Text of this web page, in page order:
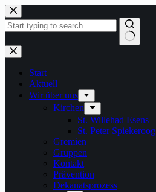
Zum
Inhalt
springen
Keine
Ergebnisse
Start
Aktuell
Wir über uns
Kirchen
St. Willehad Esens
St. Peter Spiekeroog
Gremien
Gruppen
Kontakt
Prävention
Dekanatsprozess